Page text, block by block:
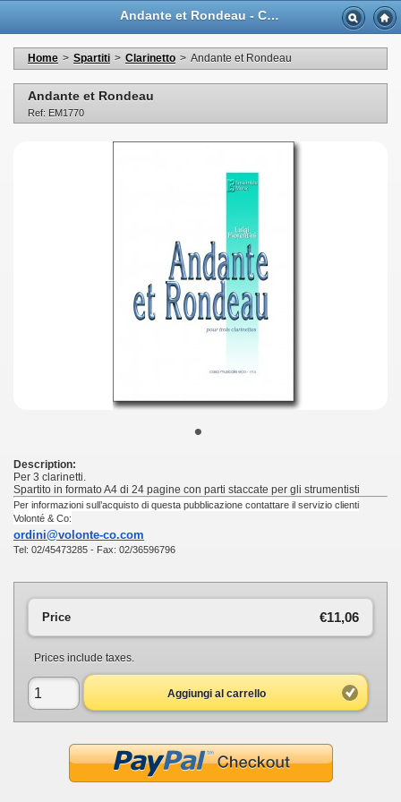
Andante et Rondeau - Casa Musicale Eco
Home > Spartiti > Clarinetto > Andante et Rondeau
Andante et Rondeau
Ref: EM1770
•
Description:
Per 3 clarinetti.
Spartito in formato A4 di 24 pagine con parti staccate per gli strumentisti
Per informazioni sull’acquisto di questa pubblicazione contattare il servizio clienti
Volonté & Co:
ordini@volonte-co.com
Tel: 02/45473285 - Fax: 02/36596796
€11,06
Price
Prices include taxes.
Aggiungi al carrello